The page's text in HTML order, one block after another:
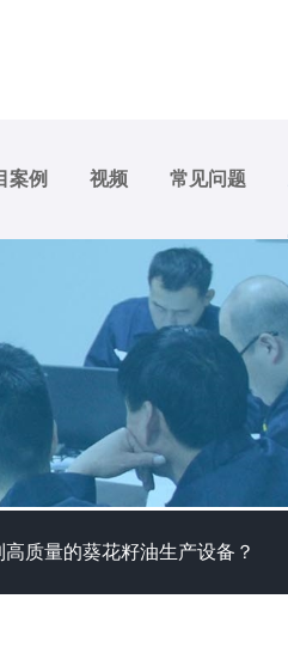
案例 视频 常见问题
质量的葵花籽油生产设备？